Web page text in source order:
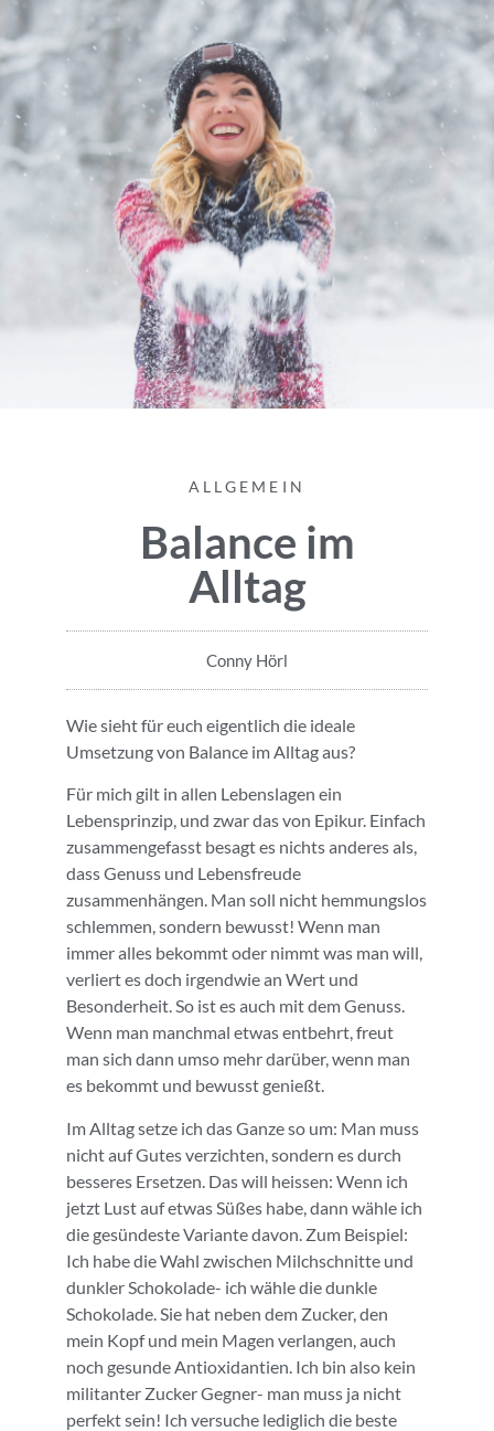
ALLGEMEIN
Balance im
Alltag
Conny Hörl
Wie sieht für euch eigentlich die ideale
Umsetzung von Balance im Alltag aus?
Für mich gilt in allen Lebenslagen ein
Lebensprinzip, und zwar das von Epikur. Einfach
zusammengefasst besagt es nichts anderes als,
dass Genuss und Lebensfreude
zusammenhängen. Man soll nicht hemmungslos
schlemmen, sondern bewusst! Wenn man
immer alles bekommt oder nimmt was man will,
verliert es doch irgendwie an Wert und
Besonderheit. So ist es auch mit dem Genuss.
Wenn man manchmal etwas entbehrt, freut
man sich dann umso mehr darüber, wenn man
es bekommt und bewusst genießt.
Im Alltag setze ich das Ganze so um: Man muss
nicht auf Gutes verzichten, sondern es durch
besseres Ersetzen. Das will heissen: Wenn ich
jetzt Lust auf etwas Süßes habe, dann wähle ich
die gesündeste Variante davon. Zum Beispiel:
Ich habe die Wahl zwischen Milchschnitte und
dunkler Schokolade- ich wähle die dunkle
Schokolade. Sie hat neben dem Zucker, den
mein Kopf und mein Magen verlangen, auch
noch gesunde Antioxidantien. Ich bin also kein
militanter Zucker Gegner- man muss ja nicht
perfekt sein! Ich versuche lediglich die beste